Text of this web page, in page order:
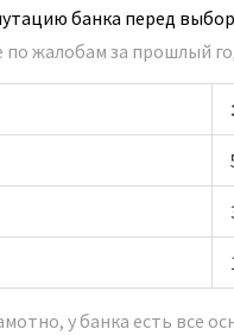
банка перед
по жалобам за прошлый
у банка есть все